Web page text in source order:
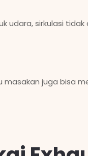
udara, sirkulasi tidak
masakan juga bisa